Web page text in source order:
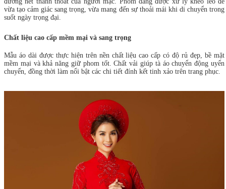
vừa tạo cảm giác sang trọng, vừa mang đến sự thoải mái khi di chuyển trong
suốt ngày trọng đại.
Chất liệu cao cấp mềm mại và sang trọng
Mẫu áo dài được thực hiện trên nền chất liệu cao cấp có độ rủ đẹp, bề mặt
mềm mại và khả năng giữ phom tốt. Chất vải giúp tà áo chuyển động uyển
chuyển, đồng thời làm nổi bật các chi tiết đính kết tinh xảo trên trang phục.